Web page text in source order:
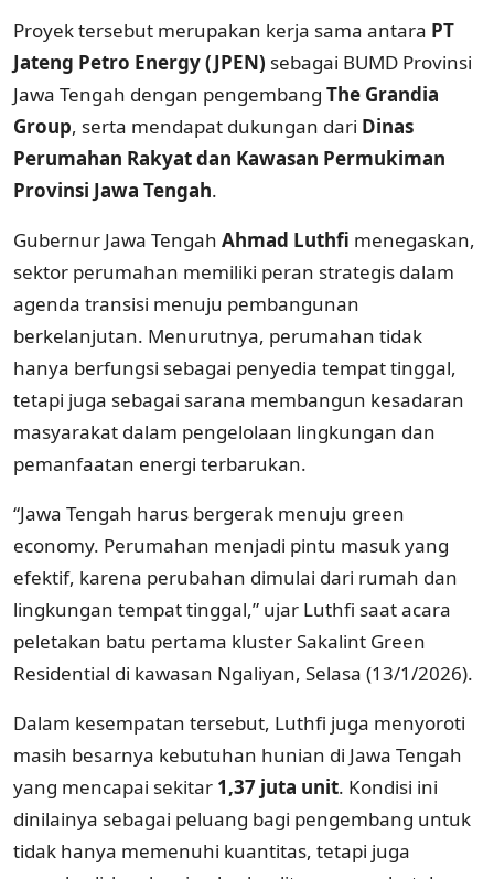
Proyek tersebut merupakan kerja sama antara PT
Jateng Petro Energy (JPEN) sebagai BUMD Provinsi
Jawa Tengah dengan pengembang The Grandia
Group, serta mendapat dukungan dari Dinas
Perumahan Rakyat dan Kawasan Permukiman
Provinsi Jawa Tengah.
Gubernur Jawa Tengah Ahmad Luthfi menegaskan,
sektor perumahan memiliki peran strategis dalam
agenda transisi menuju pembangunan
berkelanjutan. Menurutnya, perumahan tidak
hanya berfungsi sebagai penyedia tempat tinggal,
tetapi juga sebagai sarana membangun kesadaran
masyarakat dalam pengelolaan lingkungan dan
pemanfaatan energi terbarukan.
“Jawa Tengah harus bergerak menuju green
economy. Perumahan menjadi pintu masuk yang
efektif, karena perubahan dimulai dari rumah dan
lingkungan tempat tinggal,” ujar Luthfi saat acara
peletakan batu pertama kluster Sakalint Green
Residential di kawasan Ngaliyan, Selasa (13/1/2026).
Dalam kesempatan tersebut, Luthfi juga menyoroti
masih besarnya kebutuhan hunian di Jawa Tengah
yang mencapai sekitar 1,37 juta unit. Kondisi ini
dinilainya sebagai peluang bagi pengembang untuk
tidak hanya memenuhi kuantitas, tetapi juga